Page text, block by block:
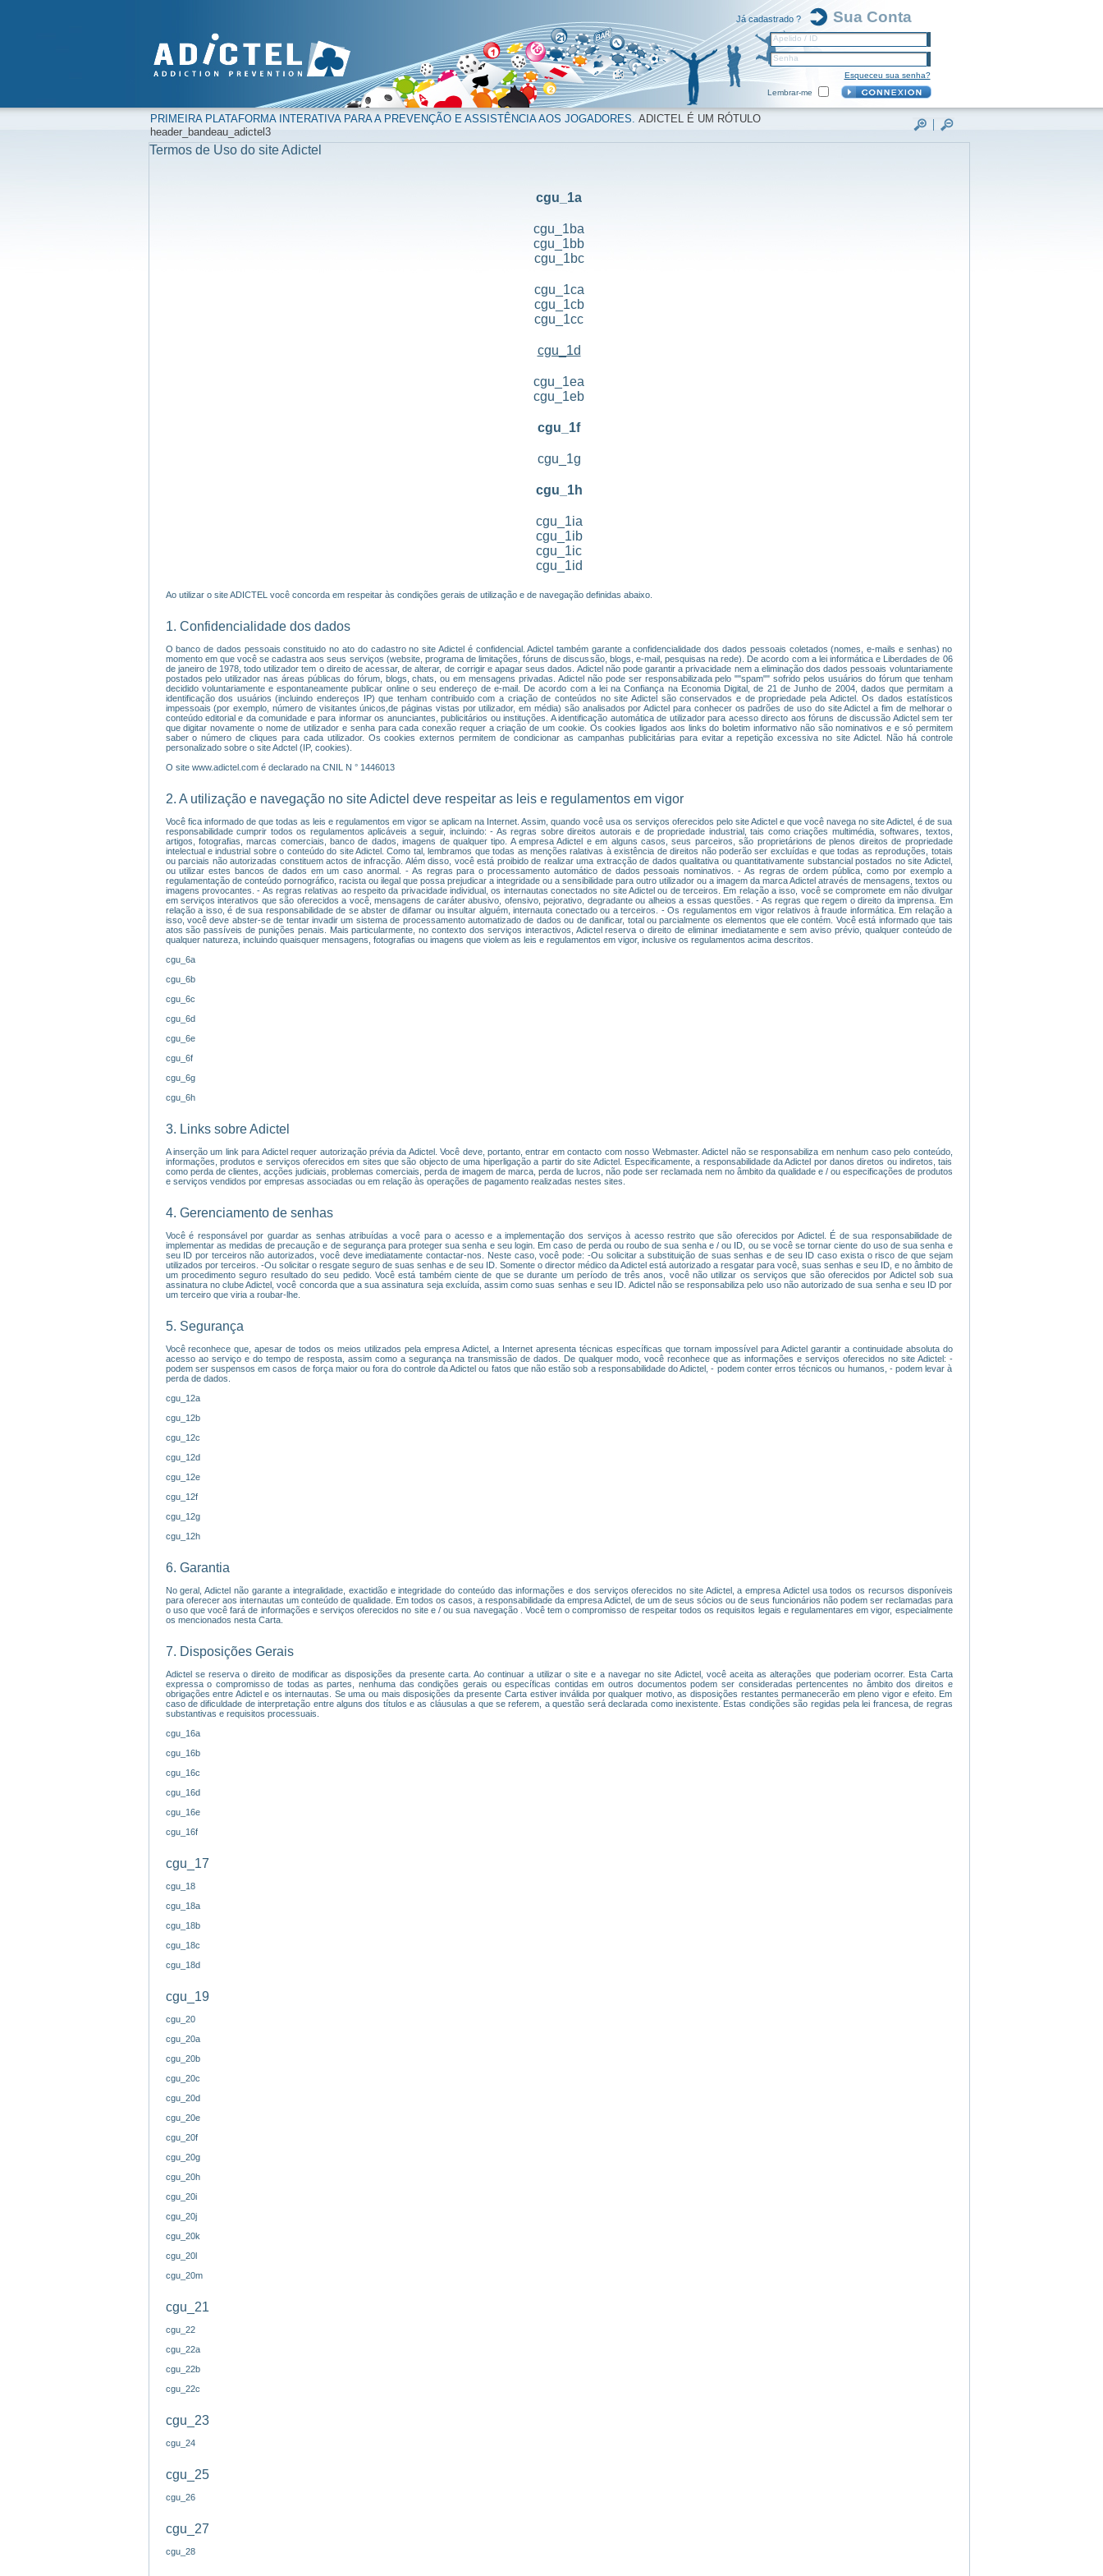
Já cadastrado ? Sua Conta
Apelido / ID
Senha
Esqueceu sua senha?
Lembrar-me
PRIMEIRA PLATAFORMA INTERATIVA PARA A PREVENÇÃO E ASSISTÊNCIA AOS JOGADORES. ADICTEL É UM RÓTULO
header_bandeau_adictel3
Termos de Uso do site Adictel
cgu_1a
cgu_1ba
cgu_1bb
cgu_1bc
cgu_1ca
cgu_1cb
cgu_1cc
cgu_1d
cgu_1ea
cgu_1eb
cgu_1f
cgu_1g
cgu_1h
cgu_1ia
cgu_1ib
cgu_1ic
cgu_1id
Ao utilizar o site ADICTEL você concorda em respeitar às condições gerais de utilização e de navegação definidas abaixo.
1. Confidencialidade dos dados
O banco de dados pessoais constituido no ato do cadastro no site Adictel é confidencial. Adictel também garante a confidencialidade dos dados pessoais coletados (nomes, e-mails e senhas) no
momento em que você se cadastra aos seus serviços (website, programa de limitações, fóruns de discussão, blogs, e-mail, pesquisas na rede). De acordo com a lei informática e Liberdades de 06
de janeiro de 1978, todo utilizador tem o direito de acessar, de alterar, de corrigir e apagar seus dados. Adictel não pode garantir a privacidade nem a eliminação dos dados pessoais voluntariamente
postados pelo utilizador nas áreas públicas do fórum, blogs, chats, ou em mensagens privadas. Adictel não pode ser responsabilizada pelo ""spam"" sofrido pelos usuários do fórum que tenham
decidido voluntariamente e espontaneamente publicar online o seu endereço de e-mail. De acordo com a lei na Confiança na Economia Digital, de 21 de Junho de 2004, dados que permitam a
identificação dos usuários (incluindo endereços IP) que tenham contribuido com a criação de conteúdos no site Adictel são conservados e de propriedade pela Adictel. Os dados estatísticos
impessoais (por exemplo, número de visitantes únicos,de páginas vistas por utilizador, em média) são analisados por Adictel para conhecer os padrões de uso do site Adictel a fim de melhorar o
conteúdo editorial e da comunidade e para informar os anunciantes, publicitários ou instituções. A identificação automática de utilizador para acesso directo aos fóruns de discussão Adictel sem ter
que digitar novamente o nome de utilizador e senha para cada conexão requer a criação de um cookie. Os cookies ligados aos links do boletim informativo não são nominativos e e só permitem
saber o número de cliques para cada utilizador. Os cookies externos permitem de condicionar as campanhas publicitárias para evitar a repetição excessiva no site Adictel. Não há controle
personalizado sobre o site Adctel (IP, cookies).
O site www.adictel.com é declarado na CNIL N ° 1446013
2. A utilização e navegação no site Adictel deve respeitar as leis e regulamentos em vigor
Você fica informado de que todas as leis e regulamentos em vigor se aplicam na Internet. Assim, quando você usa os serviços oferecidos pelo site Adictel e que você navega no site Adictel, é de sua
responsabilidade cumprir todos os regulamentos aplicáveis a seguir, incluindo: - As regras sobre direitos autorais e de propriedade industrial, tais como criações multimédia, softwares, textos,
artigos, fotografias, marcas comerciais, banco de dados, imagens de qualquer tipo. A empresa Adictel e em alguns casos, seus parceiros, são proprietárions de plenos direitos de propriedade
intelectual e industrial sobre o conteúdo do site Adictel. Como tal, lembramos que todas as menções ralativas à existência de direitos não poderão ser excluídas e que todas as reproduções, totais
ou parciais não autorizadas constituem actos de infracção. Além disso, você está proibido de realizar uma extracção de dados qualitativa ou quantitativamente substancial postados no site Adictel,
ou utilizar estes bancos de dados em um caso anormal. - As regras para o processamento automático de dados pessoais nominativos. - As regras de ordem pública, como por exemplo a
regulamentação de conteúdo pornográfico, racista ou ilegal que possa prejudicar a integridade ou a sensibilidade para outro utilizador ou a imagem da marca Adictel através de mensagens, textos ou
imagens provocantes. - As regras relativas ao respeito da privacidade individual, os internautas conectados no site Adictel ou de terceiros. Em relação a isso, você se compromete em não divulgar
em serviços interativos que são oferecidos a você, mensagens de caráter abusivo, ofensivo, pejorativo, degradante ou alheios a essas questões. - As regras que regem o direito da imprensa. Em
relação a isso, é de sua responsabilidade de se abster de difamar ou insultar alguém, internauta conectado ou a terceiros. - Os regulamentos em vigor relativos à fraude informática. Em relação a
isso, você deve abster-se de tentar invadir um sistema de processamento automatizado de dados ou de danificar, total ou parcialmente os elementos que ele contém. Você está informado que tais
atos são passíveis de punições penais. Mais particularmente, no contexto dos serviços interactivos, Adictel reserva o direito de eliminar imediatamente e sem aviso prévio, qualquer conteúdo de
qualquer natureza, incluindo quaisquer mensagens, fotografias ou imagens que violem as leis e regulamentos em vigor, inclusive os regulamentos acima descritos.
cgu_6a
cgu_6b
cgu_6c
cgu_6d
cgu_6e
cgu_6f
cgu_6g
cgu_6h
3. Links sobre Adictel
A inserção um link para Adictel requer autorização prévia da Adictel. Você deve, portanto, entrar em contacto com nosso Webmaster. Adictel não se responsabiliza em nenhum caso pelo conteúdo,
informações, produtos e serviços oferecidos em sites que são objecto de uma hiperligação a partir do site Adictel. Especificamente, a responsabilidade da Adictel por danos diretos ou indiretos, tais
como perda de clientes, acções judiciais, problemas comerciais, perda de imagem de marca, perda de lucros, não pode ser reclamada nem no âmbito da qualidade e / ou especificações de produtos
e serviços vendidos por empresas associadas ou em relação às operações de pagamento realizadas nestes sites.
4. Gerenciamento de senhas
Você é responsável por guardar as senhas atribuídas a você para o acesso e a implementação dos serviços à acesso restrito que são oferecidos por Adictel. É de sua responsabilidade de
implementar as medidas de precaução e de segurança para proteger sua senha e seu login. Em caso de perda ou roubo de sua senha e / ou ID, ou se você se tornar ciente do uso de sua senha e
seu ID por terceiros não autorizados, você deve imediatamente contactar-nos. Neste caso, você pode: -Ou solicitar a substituição de suas senhas e de seu ID caso exista o risco de que sejam
utilizados por terceiros. -Ou solicitar o resgate seguro de suas senhas e de seu ID. Somente o director médico da Adictel está autorizado a resgatar para você, suas senhas e seu ID, e no âmbito de
um procedimento seguro resultado do seu pedido. Você está também ciente de que se durante um período de três anos, você não utilizar os serviços que são oferecidos por Adictel sob sua
assinatura no clube Adictel, você concorda que a sua assinatura seja excluída, assim como suas senhas e seu ID. Adictel não se responsabiliza pelo uso não autorizado de sua senha e seu ID por
um terceiro que viria a roubar-lhe.
5. Segurança
Você reconhece que, apesar de todos os meios utilizados pela empresa Adictel, a Internet apresenta técnicas específicas que tornam impossível para Adictel garantir a continuidade absoluta do
acesso ao serviço e do tempo de resposta, assim como a segurança na transmissão de dados. De qualquer modo, você reconhece que as informações e serviços oferecidos no site Adictel: -
podem ser suspensos em casos de força maior ou fora do controle da Adictel ou fatos que não estão sob a responsabilidade do Adictel, - podem conter erros técnicos ou humanos, - podem levar à
perda de dados.
cgu_12a
cgu_12b
cgu_12c
cgu_12d
cgu_12e
cgu_12f
cgu_12g
cgu_12h
6. Garantia
No geral, Adictel não garante a integralidade, exactidão e integridade do conteúdo das informações e dos serviços oferecidos no site Adictel, a empresa Adictel usa todos os recursos disponíveis
para oferecer aos internautas um conteúdo de qualidade. Em todos os casos, a responsabilidade da empresa Adictel, de um de seus sócios ou de seus funcionários não podem ser reclamadas para
o uso que você fará de informações e serviços oferecidos no site e / ou sua navegação . Você tem o compromisso de respeitar todos os requisitos legais e regulamentares em vigor, especialmente
os mencionados nesta Carta.
7. Disposições Gerais
Adictel se reserva o direito de modificar as disposições da presente carta. Ao continuar a utilizar o site e a navegar no site Adictel, você aceita as alterações que poderiam ocorrer. Esta Carta
expressa o compromisso de todas as partes, nenhuma das condições gerais ou específicas contidas em outros documentos podem ser consideradas pertencentes no âmbito dos direitos e
obrigações entre Adictel e os internautas. Se uma ou mais disposições da presente Carta estiver inválida por qualquer motivo, as disposições restantes permanecerão em pleno vigor e efeito. Em
caso de dificuldade de interpretação entre alguns dos títulos e as cláusulas a que se referem, a questão será declarada como inexistente. Estas condições são regidas pela lei francesa, de regras
substantivas e requisitos processuais.
cgu_16a
cgu_16b
cgu_16c
cgu_16d
cgu_16e
cgu_16f
cgu_17
cgu_18
cgu_18a
cgu_18b
cgu_18c
cgu_18d
cgu_19
cgu_20
cgu_20a
cgu_20b
cgu_20c
cgu_20d
cgu_20e
cgu_20f
cgu_20g
cgu_20h
cgu_20i
cgu_20j
cgu_20k
cgu_20l
cgu_20m
cgu_21
cgu_22
cgu_22a
cgu_22b
cgu_22c
cgu_23
cgu_24
cgu_25
cgu_26
cgu_27
cgu_28